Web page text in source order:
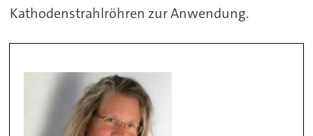
Kathodenstrahlröhren zur Anwendung.